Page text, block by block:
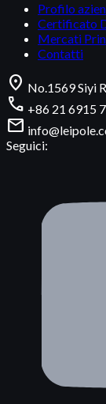
Profilo
Certificato
Mercati
Contatti
location_on No.1569 Siyi
call +86 21 6915
mail
Seguici: